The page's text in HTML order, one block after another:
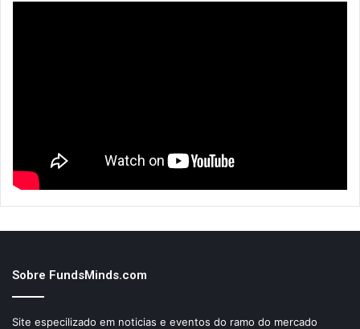
Sobre FundsMinds.com
Site especilizado em noticias e eventos do ramo do mercado